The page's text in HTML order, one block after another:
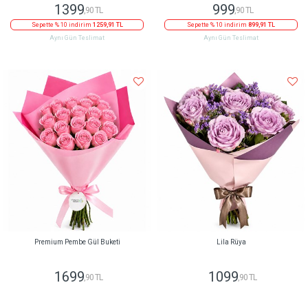
1399 ,90 TL
Sepette % 10 indirim 1259,91 TL
Aynı Gün Teslimat
999,90 TL
Sepette % 10 indirim 899,91 TL
Aynı Gün Teslimat
Premium Pembe Gül Buketi
1699,90 TL
Lila Rüya
1099,90 TL